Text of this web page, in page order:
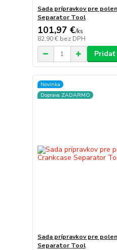
Sada prípravkov pre
Separator Tool
101,97 €/ks
82,90 € bez DPH
Pridať
Novinka
Doprava ZADARMO
Sada prípravkov pre
Separator Tool